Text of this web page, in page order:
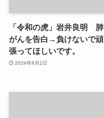
「令和の虎」岩井良明 肺
がんを告白→負けないで頑
張ってほしいです。
2024年8月2日